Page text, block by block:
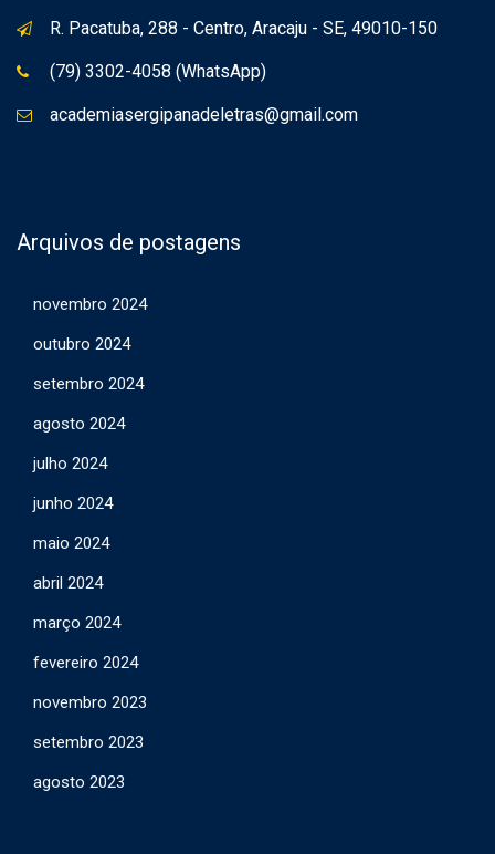
R. Pacatuba, 288 - Centro, Aracaju - SE, 49010-150
(79) 3302-4058 (WhatsApp)
academiasergipanadeletras@gmail.com
Arquivos de postagens
novembro 2024
outubro 2024
setembro 2024
agosto 2024
julho 2024
junho 2024
maio 2024
abril 2024
março 2024
fevereiro 2024
novembro 2023
setembro 2023
agosto 2023